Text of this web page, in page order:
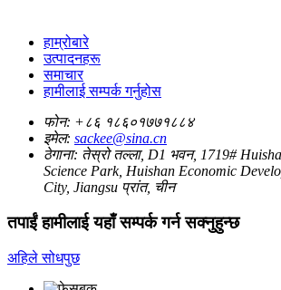
हाम्रोबारे
उत्पादनहरू
समाचार
हामीलाई सम्पर्क गर्नुहोस
फोन: +८६ १८६०१७७१८८४
इमेल: sackee@sina.cn
ठेगाना: तेस्रो तल्ला, D1 भवन, 1719#
Science Park, Huishan Economic
City, Jiangsu प्रांत, चीन
तपाईं हामीलाई यहाँ सम्पर्क गर्न सक्नुहुन्छ
अहिले सोधपुछ